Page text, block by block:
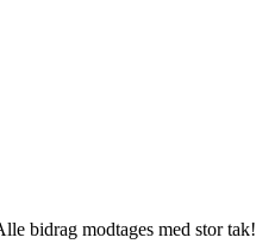
bidrag modtages med stor tak!